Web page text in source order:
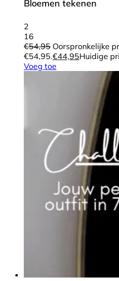
Bloemen tekenen
2
16
€54,95 Oorspronkelijke
€54,95.€44,95Huidige
Voeg toe